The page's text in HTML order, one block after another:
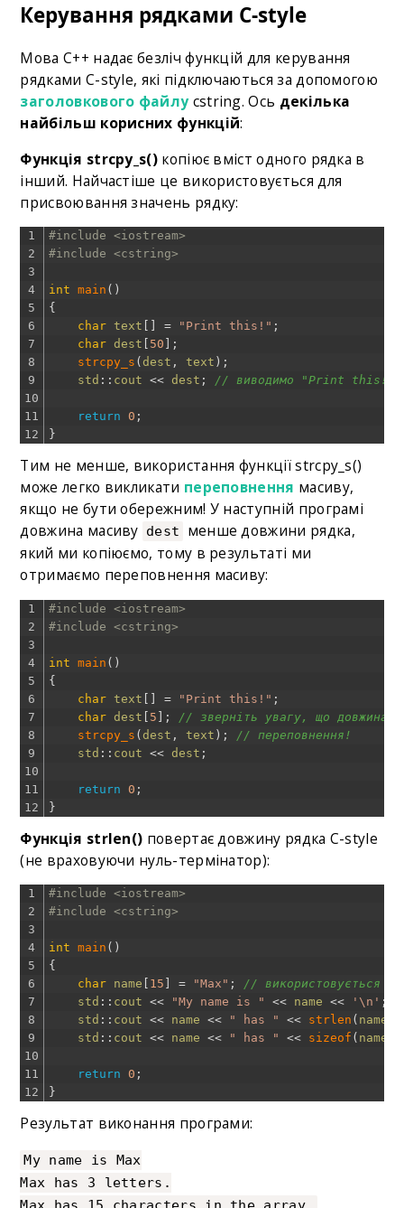
Керування рядками C-style
Мова C++ надає безліч функцій для керування
рядками C-style, які підключаються за допомогою
заголовкового файлуcstring. Ось декілька
найбільш корисних функцій:
Функція strcpy_s() копіює вміст одного рядка в
інший. Найчастіше це використовується для
присвоювання значень рядку:
1
2
3
4
5
6
7
8
9
10
11
12
#include <iostream>
#include <cstring>
int main ( )
{
char text = "Print this!" ;
char dest 50
;
strcpy_s (dest , text ) ;
std :: cout << dest ; // виводимо "Print this!"
return 0 ;
}
Тим не менше, використання функції strcpy_s()
може легко викликати переповнення масиву,
якщо не бути обережним! У наступній програмі
довжина масиву dest
менше довжини рядка,
який ми копіюємо, тому в результаті ми
отримаємо переповнення масиву:
1
2
3
4
5
6
7
8
9
10
11
12
#include <iostream>
#include <cstring>
int main ( )
{
char text [ ] = "Print this!" ;
char dest [ 5 ] ;
// зверніть увагу, що довжина
strcpy_s (dest , text ) ;
// переповнення!
std :: cout << dest ;
return 0 ;
}
Функція strlen() повертає довжину рядка C-style
(не враховуючи нуль-термінатор):
1
2
3
4
5
6
7
8
9
10
11
12
#include <iostream>
#include <cstring>
int main ( )
{
char name 15 = "Max" ;
// використовується
std :: cout << "My name is " << name << '\n' ;
std :: cout << name << " has " << strlen ( name
std :: cout << name << " has " << sizeof ( name
return 0 ;
}
Результат виконання програми:
My name is Max
Max has 3 letters.